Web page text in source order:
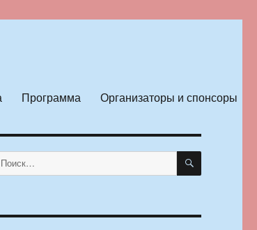
Программа Организаторы и спонсоры
Искать: ПОИСК